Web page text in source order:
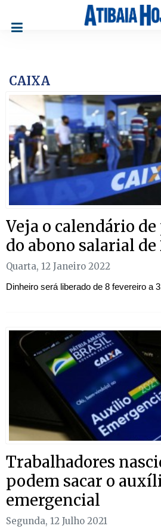
CAIXA
Veja o calendário
do abono salarial de
Quarta, 12 Janeiro 2022
Dinheiro será liberado de 8 fevereiro a
Trabalhadores
podem sacar o
emergencial
Segunda, 12 Julho 2021